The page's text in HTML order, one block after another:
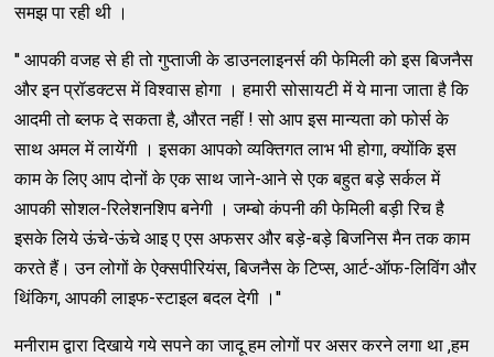
समझ पा रही थी ।
'' आपकी वजह से ही तो गुप्ताजी के डाउनलाइनर्स की फेमिली को इस बिजनैस
और इन प्रॉडक्टस में विश्वास होगा । हमारी सोसायटी में ये माना जाता है कि
आदमी तो ब्लफ दे सकता है, औरत नहीं ! सो आप इस मान्यता को फोर्स के
साथ अमल में लायेंगी । इसका आपको व्यक्तिगत लाभ भी होगा, क्योंकि इस
काम के लिए आप दोनों के एक साथ जाने-आने से एक बहुत बड़े सर्कल में
आपकी सोशल-रिलेशनशिप बनेगी । जम्बो कंपनी की फेमिली बड़ी रिच है
इसके लिये ऊंचे-ऊंचे आइ ए एस अफसर और बड़े-बड़े बिजनिस मैन तक काम
करते हैं। उन लोगों के ऐक्सपीरियंस, बिजनैस के टिप्स, आर्ट-ऑफ-लिविंग और
थिंकिग, आपकी लाइफ-स्टाइल बदल देगी ।''
मनीराम द्वारा दिखाये गये सपने का जादू हम लोगों पर असर करने लगा था ,हम